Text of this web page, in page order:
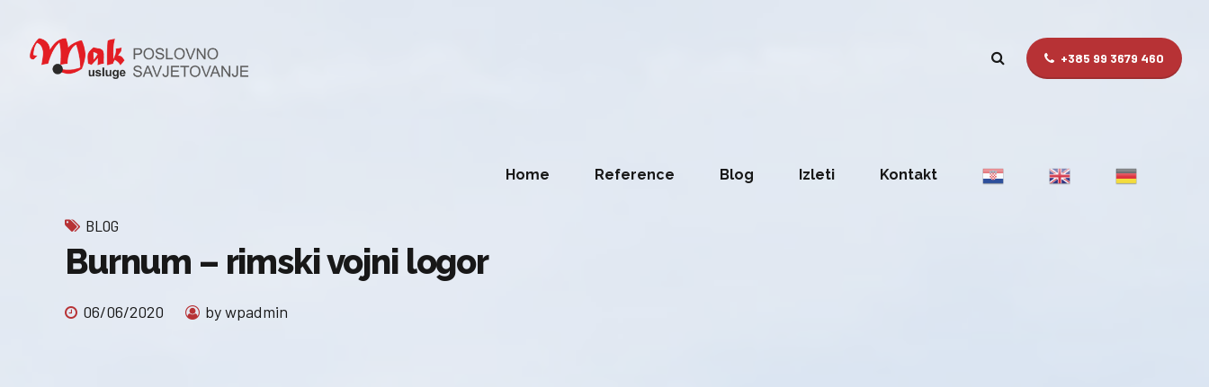
+385 99 3679 460
Home Reference Blog Izleti Kontakt
BLOG
Burnum – rimski vojni logor
06/06/2020 by wpadmin